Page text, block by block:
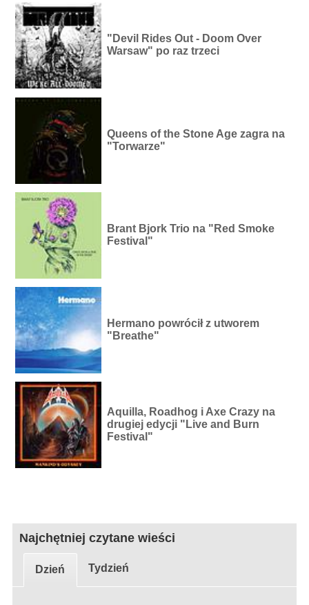
"Devil Rides Out - Doom Over
Warsaw" po raz trzeci
Queens of the Stone Age zagra na
"Torwarze"
Brant Bjork Trio na "Red Smoke
Festival"
Hermano powrócił z utworem
"Breathe"
Aquilla, Roadhog i Axe Crazy na
drugiej edycji "Live and Burn
Festival"
Najchętniej czytane wieści
Dzień Tydzień